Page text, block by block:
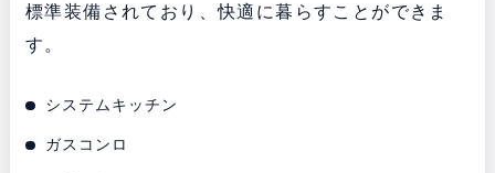
標準装備されており、快適に暮らすことができま
す。
システムキッチン
ガスコンロ